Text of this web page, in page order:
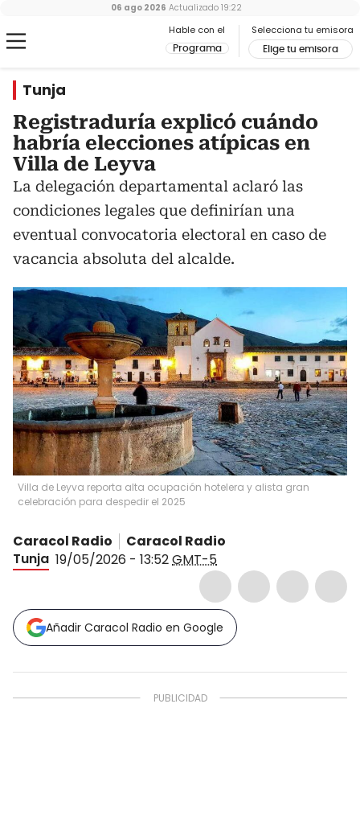
Hable con el
Programa
Selecciona tu emisora
Elige tu emisora
06 ago 2026 Actualizado 19:22
Tunja
Registraduría explicó cuándo
habría elecciones atípicas en
Villa de Leyva
La delegación departamental aclaró las
condiciones legales que definirían una
eventual convocatoria electoral en caso de
vacancia absoluta del alcalde.
Villa de Leyva reporta alta ocupación hotelera y alista gran
celebración para despedir el 2025
Caracol Radio
Caracol Radio
Tunja 19/05/2026 - 13:52GMT-5
Añadir Caracol Radio en Google